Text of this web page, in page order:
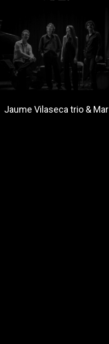
Jaume Vilaseca trio & Mar